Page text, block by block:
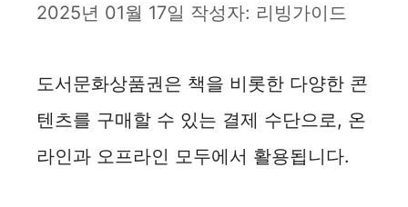
2025년 01월 17일 작성자: 리빙가이드
도서문화상품권은 책을 비롯한 다양한 콘
텐츠를 구매할 수 있는 결제 수단으로, 온
라인과 오프라인 모두에서 활용됩니다.